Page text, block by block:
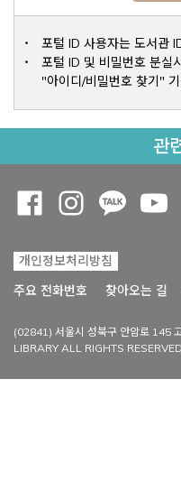
포털 ID 사용자는 도서관
포털 ID 및 비밀번호 분실
"아이디/비밀번호 찾기"
관
개인정보처리방침
주요 전화번호
찾아오는 길
(02841) 서울시 성북구 안암로 145
LIBRARY ALL RIGHTS
Opens a new window
Opens a new
Opens